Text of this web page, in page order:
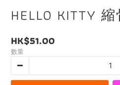
HELLO KITTY
HK$51.00
數量